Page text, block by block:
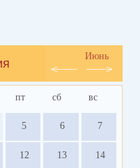
Июнь
пт сб вс
5 6 7
12 13 14